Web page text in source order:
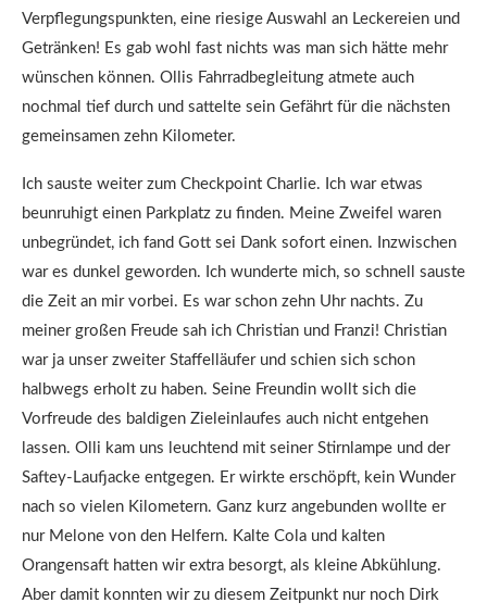
Verpflegungspunkten, eine riesige Auswahl an Leckereien und
Getränken! Es gab wohl fast nichts was man sich hätte mehr
wünschen können. Ollis Fahrradbegleitung atmete auch
nochmal tief durch und sattelte sein Gefährt für die nächsten
gemeinsamen zehn Kilometer.
Ich sauste weiter zum Checkpoint Charlie. Ich war etwas
beunruhigt einen Parkplatz zu finden. Meine Zweifel waren
unbegründet, ich fand Gott sei Dank sofort einen. Inzwischen
war es dunkel geworden. Ich wunderte mich, so schnell sauste
die Zeit an mir vorbei. Es war schon zehn Uhr nachts. Zu
meiner großen Freude sah ich Christian und Franzi! Christian
war ja unser zweiter Staffelläufer und schien sich schon
halbwegs erholt zu haben. Seine Freundin wollt sich die
Vorfreude des baldigen Zieleinlaufes auch nicht entgehen
lassen. Olli kam uns leuchtend mit seiner Stirnlampe und der
Saftey-Laufjacke entgegen. Er wirkte erschöpft, kein Wunder
nach so vielen Kilometern. Ganz kurz angebunden wollte er
nur Melone von den Helfern. Kalte Cola und kalten
Orangensaft hatten wir extra besorgt, als kleine Abkühlung.
Aber damit konnten wir zu diesem Zeitpunkt nur noch Dirk